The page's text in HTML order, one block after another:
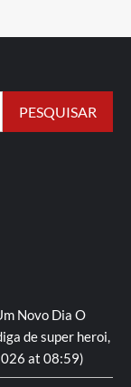
Novo Dia O
de super heroi,
at 08:59)